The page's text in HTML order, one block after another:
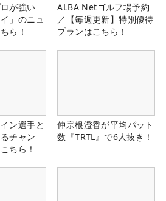
が強い
」のニュ
ら！
ALBA Netゴルフ場予約
／【毎週更新】特別優待
プランはこちら！
ン選手と
チャン
ちら！
仲宗根澄香が平均パット
数『TRTL』で6人抜き！